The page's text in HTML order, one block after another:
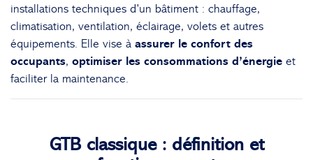
installations techniques d’un bâtiment : chauffage,
climatisation, ventilation, éclairage, volets et autres
équipements. Elle vise à assurer le confort des
occupants, optimiser les consommations d’énergie et
faciliter la maintenance.
GTB classique : définition et